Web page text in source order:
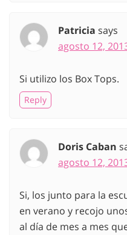
Patricia says
agosto 12,
Si utilizo los Box Tops.
Reply
Doris Caban
agosto 12,
Si, los junto para la
en verano y recojo
al día de mes a mes